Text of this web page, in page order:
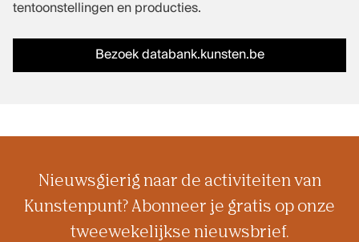
tentoonstellingen en producties.
Bezoek databank.kunsten.be
Nieuwsgierig naar de activiteiten van
Kunstenpunt? Abonneer je gratis op onze
tweewekelijkse nieuwsbrief.